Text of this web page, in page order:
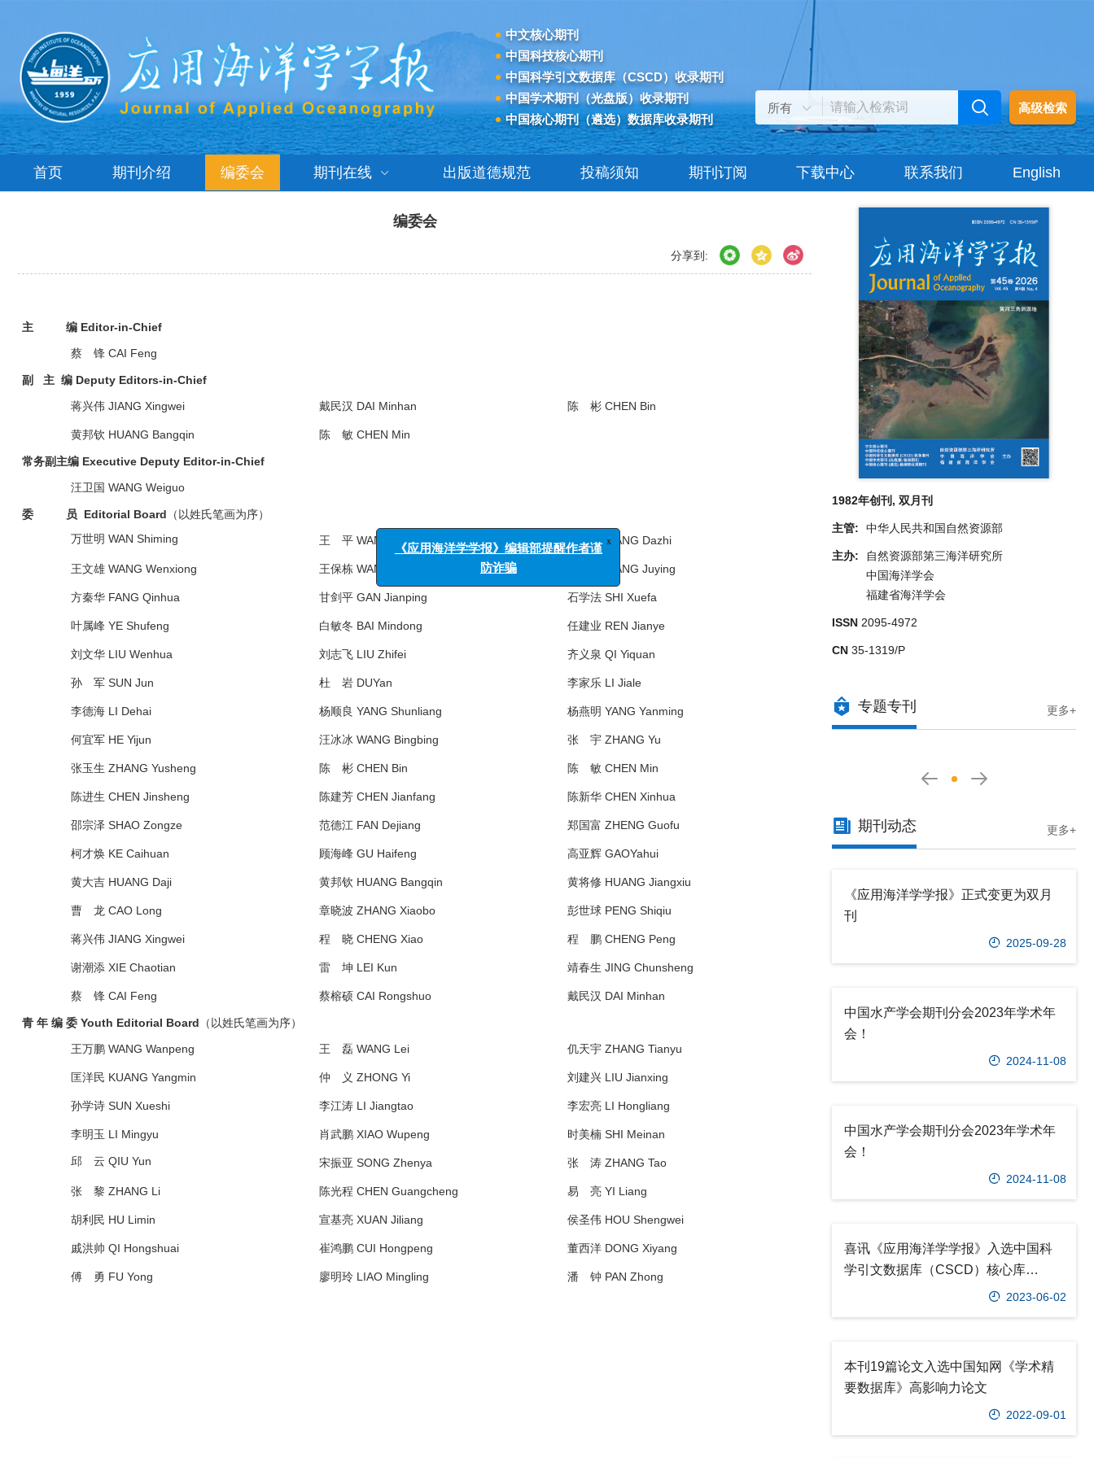
中文核心期刊
中国科技核心期刊
中国科学引文数据库（CSCD）收录期刊
中国学术期刊（光盘版）收录期刊
中国核心期刊（遴选）数据库收录期刊
高级检索
首页 期刊介绍 编委会 期刊在线 出版道德规范 投稿须知 期刊订阅 下载中心 联系我们 English
编委会
分享到:
主 编 Editor-in-Chief
蔡 锋 CAI Feng
副 主 编 Deputy Editors-in-Chief
蒋兴伟 JIANG Xingwei
戴民汉 DAI Minhan 陈 彬 CHEN Bin
黄邦钦 HUANG Bangqin 陈 敏 CHEN Min
常务副主编 Executive Deputy Editor-in-Chief
汪卫国 WANG Weiguo
委 员 Editorial Board （以姓氏笔画为序）
万世明 WAN Shiming
王 平 WANG Ping 王大志 WANG Dazhi
王文雄 WANG Wenxiong 王保栋 WANG Baodong 王菊英 WANG Juying
方秦华 FANG Qinhua 甘剑平 GAN Jianping 石学法 SHI Xuefa
叶属峰 YE Shufeng 白敏冬 BAI Mindong 任建业 REN Jianye
刘文华 LIU Wenhua 刘志飞 LIU Zhifei 齐义泉 QI Yiquan
孙 军 SUN Jun 杜 岩 DUYan 李家乐 LI Jiale
李德海 LI Dehai 杨顺良 YANG Shunliang 杨燕明 YANG Yanming
何宜军 HE Yijun 汪冰冰 WANG Bingbing 张 宇 ZHANG Yu
张玉生 ZHANG Yusheng 陈 彬 CHEN Bin 陈 敏 CHEN Min
陈进生 CHEN Jinsheng 陈建芳 CHEN Jianfang 陈新华 CHEN Xinhua
邵宗泽 SHAO Zongze 范德江 FAN Dejiang 郑国富 ZHENG Guofu
柯才焕 KE Caihuan 顾海峰 GU Haifeng 高亚辉 GAOYahui
黄大吉 HUANG Daji 黄邦钦 HUANG Bangqin 黄将修 HUANG Jiangxiu
曹 龙 CAO Long 章晓波 ZHANG Xiaobo 彭世球 PENG Shiqiu
蒋兴伟 JIANG Xingwei 程 晓 CHENG Xiao 程 鹏 CHENG Peng
谢潮添 XIE Chaotian 雷 坤 LEI Kun 靖春生 JING Chunsheng
蔡 锋 CAI Feng 蔡榕硕 CAI Rongshuo 戴民汉 DAI Minhan
青 年 编 委 Youth Editorial Board （以姓氏笔画为序）
王万鹏 WANG Wanpeng
王 磊 WANG Lei 仉天宇 ZHANG Tianyu
匡洋民 KUANG Yangmin 仲 义 ZHONG Yi 刘建兴 LIU Jianxing
孙学诗 SUN Xueshi 李江涛 LI Jiangtao 李宏亮 LI Hongliang
李明玉 LI Mingyu 肖武鹏 XIAO Wupeng 时美楠 SHI Meinan
邱 云 QIU Yun 宋振亚 SONG Zhenya 张 涛 ZHANG Tao
张 黎 ZHANG Li 陈光程 CHEN Guangcheng 易 亮 YI Liang
胡利民 HU Limin 宣基亮 XUAN Jiliang 侯圣伟 HOU Shengwei
戚洪帅 QI Hongshuai 崔鸿鹏 CUI Hongpeng 董西洋 DONG Xiyang
傅 勇 FU Yong 廖明玲 LIAO Mingling 潘 钟 PAN Zhong
1982年创刊, 双月刊
主管: 中华人民共和国自然资源部
主办:
自然资源部第三海洋研究所
中国海洋学会
福建省海洋学会
ISSN 2095-4972
CN 35-1319/P
专题专刊 更多+
期刊动态 更多+
《应用海洋学学报》正式变更为双月
刊
2025-09-28
中国水产学会期刊分会2023年学术年
会！
2024-11-08
中国水产学会期刊分会2023年学术年
会！
2024-11-08
喜讯《应用海洋学学报》入选中国科
学引文数据库（CSCD）核心库
2023-06-02
本刊19篇论文入选中国知网《学术精
要数据库》高影响力论文
2022-09-01
防诈骗